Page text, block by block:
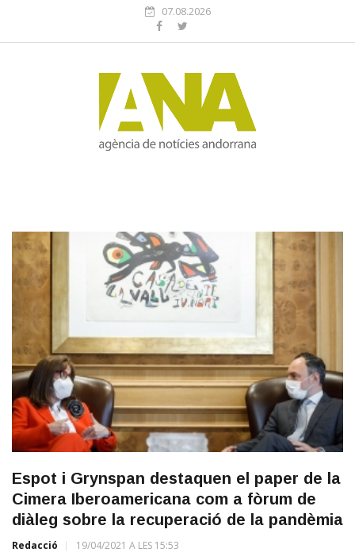
07.08.2026
Espot i Grynspan destaquen el paper de la
Cimera Iberoamericana com a fòrum de
diàleg sobre la recuperació de la pandèmia
Redacció 19/04/2021 A LES 15:53